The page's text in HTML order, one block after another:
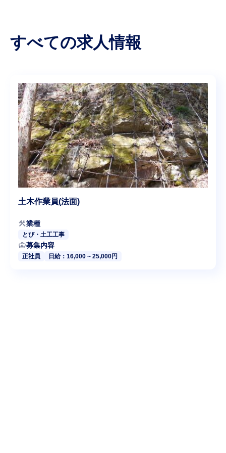
すべての求人情報
土木作業員(法面)
construction業種
とび・土工工事
business_center募集内容
正社員 日給：16,000 ~ 25,000円